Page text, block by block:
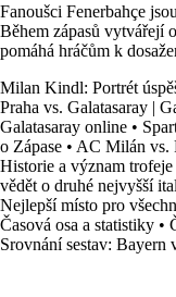
Fanoušci Fenerbahçe
Během zápasů vytvářejí
pomáhá hráčům k
Milan Kindl: Portrét
Praha vs. Galatasaray |
Galatasaray online •
o Zápase • AC Milán vs.
Historie a význam
vědět o druhé nejvyšší
Nejlepší místo pro
Časová osa a statistiky •
Srovnání sestav: Bayern